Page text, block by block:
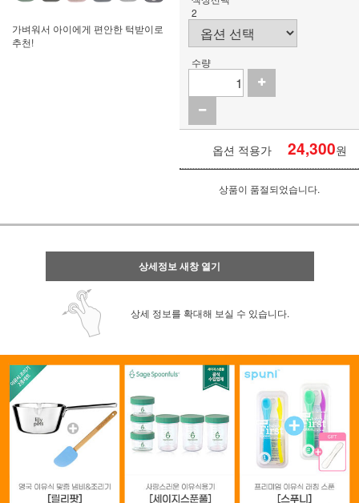
가벼워서 아이에게 편안한 턱받이로
추천!
2
수량
옵션 적용가 24,300원
상품이 품절되었습니다.
상세정보 새창 열기
상세 정보를 확대해 보실 수 있습니다.